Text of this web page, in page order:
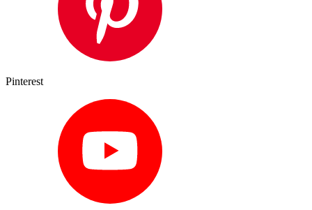
Pinterest